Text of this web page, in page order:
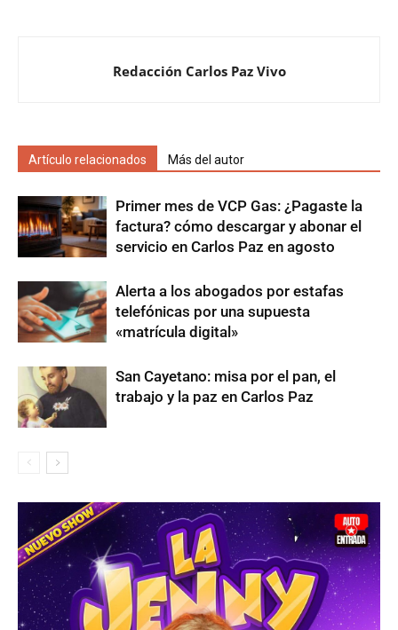
Redacción Carlos Paz Vivo
Artículo relacionados Más del autor
Primer mes de VCP Gas: ¿Pagaste la
factura? cómo descargar y abonar el
servicio en Carlos Paz en agosto
Alerta a los abogados por estafas
telefónicas por una supuesta
«matrícula digital»
San Cayetano: misa por el pan, el
trabajo y la paz en Carlos Paz